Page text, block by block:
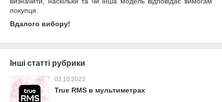
покупця.
Вдалого вибору!
Інші статті рубрики
02.10.2023
True RMS в мультиметрах